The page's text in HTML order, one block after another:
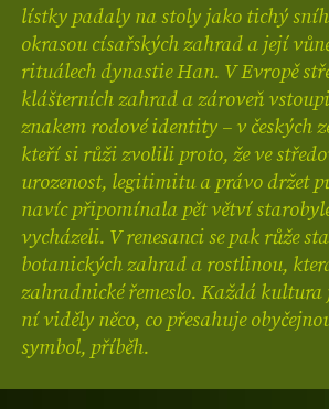
lístky padaly na stoly jako tichý
okrasou císařských zahrad a její
rituálech dynastie Han. V Evropě
klášterních zahrad a zároveň
znakem rodové identity – v českých
kteří si růži zvolili proto, že ve
urozenost, legitimitu a právo držet
navíc připomínala pět větví
vycházeli. V renesanci se pak růže
botanických zahrad a rostlinou,
zahradnické řemeslo. Každá
ní viděly něco, co přesahuje
symbol, příběh.